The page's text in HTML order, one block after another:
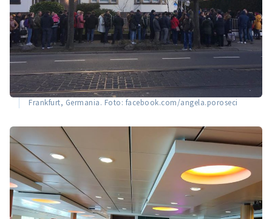
Frankfurt, Germania. Foto: facebook.com/angela.poroseci